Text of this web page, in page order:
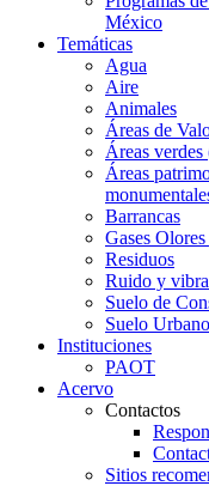
México
Temáticas
Agua
Aire
Animales
Áreas de
Áreas
Áreas
Barrancas
Gases
Residuos
Ruido y
Suelo de
Suelo Urbano
Instituciones
PAOT
Acervo
Contactos
Sitios